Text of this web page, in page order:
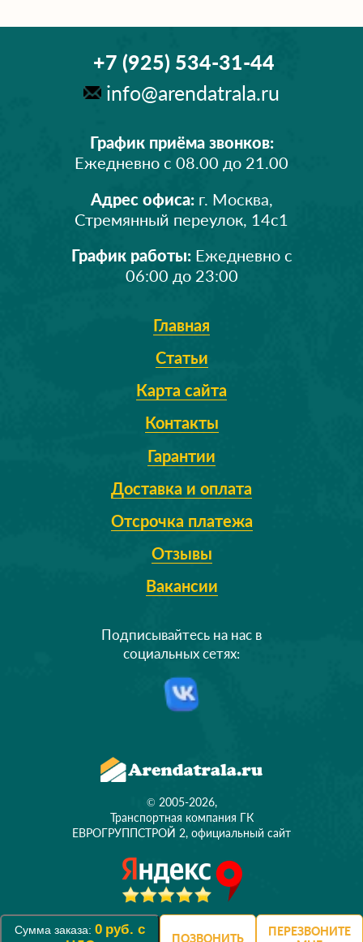
Сумма заказа: 0 руб. с
ПОЗВОНИТЬ
ПЕРЕЗВОНИТЕ
© 2005-2026,
Транспортная компания ГК
ЕВРОГРУППСТРОЙ 2, официальный сайт
Главная
Статьи
Карта сайта
Контакты
Гарантии
Доставка и оплата
Отсрочка платежа
Отзывы
Вакансии
График приёма звонков:
Ежедневно с 08.00 до 21.00
Адрес офиса:г. Москва,
Стремянный переулок, 14с1
График работы:Ежедневно с
06:00 до 23:00
Подписывайтесь на нас в
социальных сетях:
+7 (925) 534-31-44
info@arendatrala.ru